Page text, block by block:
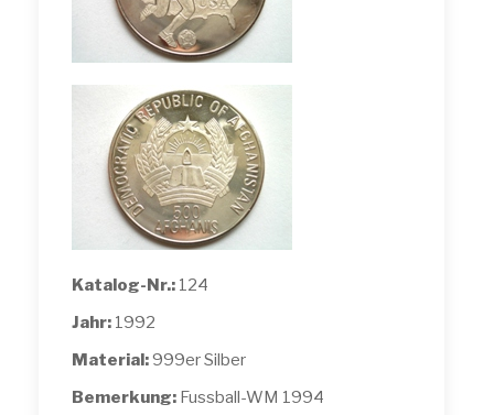
Katalog-Nr.: 124
Jahr: 1992
Material:999er Silber
Bemerkung: Fussball-WM 1994